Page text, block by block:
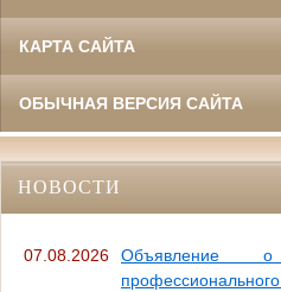
КАРТА САЙТА
ОБЫЧНАЯ ВЕРСИЯ САЙТА
НОВОСТИ
07.08.2026
Объявление